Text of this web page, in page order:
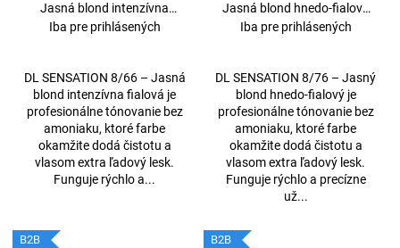
Jasná blond intenzívna
fialová 60 ml
Iba pre prihlásených
DL SENSATION 8/66 – Jasná
blond intenzívna fialová je
profesionálne tónovanie bez
amoniaku, ktoré farbe
okamžite dodá čistotu a
vlasom extra ľadový lesk.
Funguje rýchlo a...
Jasná blond hnedo-fialová
60 ml
Iba pre prihlásených
DL SENSATION 8/76 – Jasný
blond hnedo-fialový je
profesionálne tónovanie bez
amoniaku, ktoré farbe
okamžite dodá čistotu a
vlasom extra ľadový lesk.
Funguje rýchlo a precízne
už...
B2B B2B